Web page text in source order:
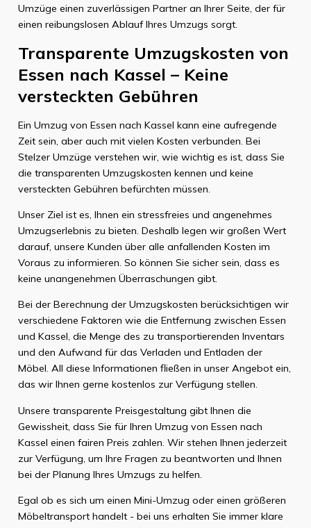
Umzüge einen zuverlässigen Partner an Ihrer Seite, der für
einen reibungslosen Ablauf Ihres Umzugs sorgt.
Transparente Umzugskosten von
Essen nach Kassel – Keine
versteckten Gebühren
Ein Umzug von Essen nach Kassel kann eine aufregende
Zeit sein, aber auch mit vielen Kosten verbunden. Bei
Stelzer Umzüge verstehen wir, wie wichtig es ist, dass Sie
die transparenten Umzugskosten kennen und keine
versteckten Gebühren befürchten müssen.
Unser Ziel ist es, Ihnen ein stressfreies und angenehmes
Umzugserlebnis zu bieten. Deshalb legen wir großen Wert
darauf, unsere Kunden über alle anfallenden Kosten im
Voraus zu informieren. So können Sie sicher sein, dass es
keine unangenehmen Überraschungen gibt.
Bei der Berechnung der Umzugskosten berücksichtigen wir
verschiedene Faktoren wie die Entfernung zwischen Essen
und Kassel, die Menge des zu transportierenden Inventars
und den Aufwand für das Verladen und Entladen der
Möbel. All diese Informationen fließen in unser Angebot ein,
das wir Ihnen gerne kostenlos zur Verfügung stellen.
Unsere transparente Preisgestaltung gibt Ihnen die
Gewissheit, dass Sie für Ihren Umzug von Essen nach
Kassel einen fairen Preis zahlen. Wir stehen Ihnen jederzeit
zur Verfügung, um Ihre Fragen zu beantworten und Ihnen
bei der Planung Ihres Umzugs zu helfen.
Egal ob es sich um einen Mini-Umzug oder einen größeren
Möbeltransport handelt - bei uns erhalten Sie immer klare